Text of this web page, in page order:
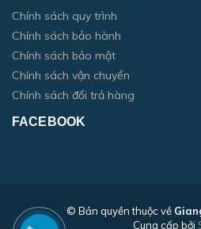
Chính sách quy trình
Chính sách bảo hành
Chính sách bảo mật
Chính sách vận chuyển
Chính sách đổi trả hàng
FACEBOOK
© Bản quyền thuộc về
Cung cấp bởi